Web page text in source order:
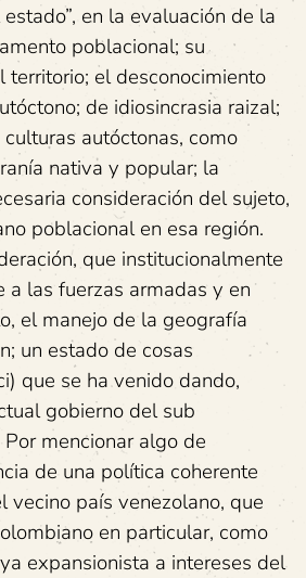
en la evaluación de la
poblacional; su
territorio; el desconocimiento
de idiosincrasia raizal;
autóctonas, como
nativa y popular; la
consideración del sujeto,
poblacional en esa región.
que institucionalmente
a las fuerzas armadas y en
el manejo de la geografía
un estado de cosas
que se ha venido dando,
gobierno del sub
mencionar algo de
de una política coherente
vecino país venezolano, que
en particular, como
expansionista a intereses del